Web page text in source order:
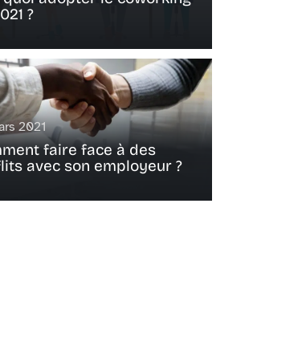
?
2021
faire face à des
avec son employeur ?